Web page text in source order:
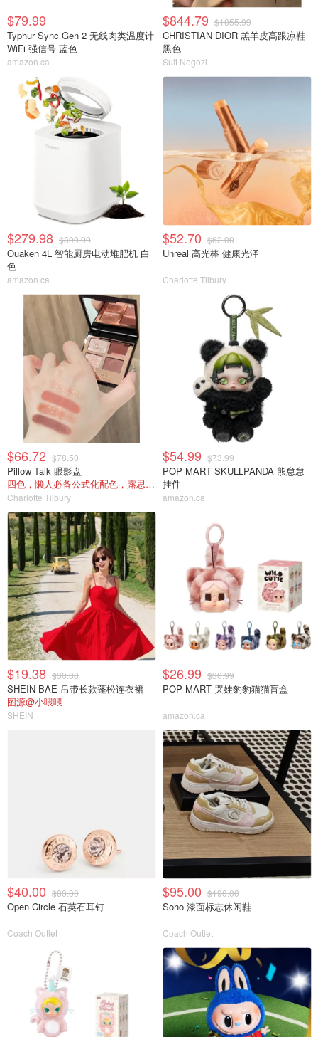
$79.99
Typhur Sync Gen 2 无线肉类温度计
WiFi 强信号 蓝色
amazon.ca
$844.79 $1055.99
CHRISTIAN DIOR 羔羊皮高跟凉鞋
黑色
Suit Negozi
$279.98 $399.99
Ouaken 4L 智能厨房电动堆肥机 白
色
amazon.ca
$52.70 $62.00
Unreal 高光棒 健康光泽
Charlotte Tilbury
$66.72 $78.50
Pillow Talk 眼影盘
四色，懒人必备公式化配色，露思超爱！
Charlotte Tilbury
$54.99 $73.99
POP MART SKULLPANDA 熊怠怠
挂件
amazon.ca
$19.38 $30.38
SHEIN BAE 吊带长款蓬松连衣裙
图源@小喂喂
SHEIN
$26.99 $30.99
POP MART 哭娃豹豹猫猫盲盒
amazon.ca
$40.00 $80.00
Open Circle 石英石耳钉
Coach Outlet
$95.00 $190.00
Soho 漆面标志休闲鞋
Coach Outlet